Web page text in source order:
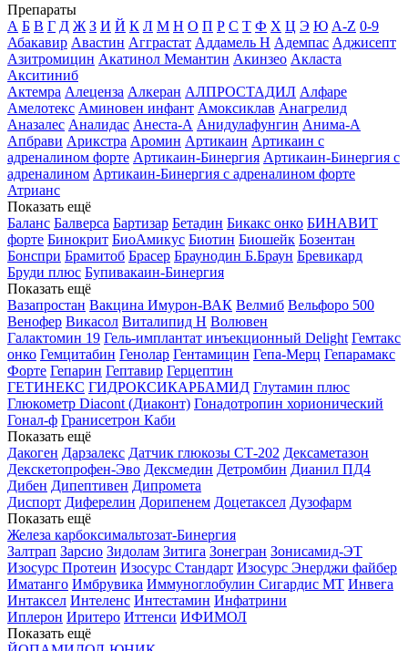
Препараты
А Б В Г Д Ж З И Й К Л М Н О П Р С Т Ф Х Ц Э Ю A-Z 0-9
Абакавир Авастин Агграстат Аддамель Н Адемпас Аджисепт
Азитромицин Акатинол Мемантин Акинзео Акласта
Акситиниб
Актемра Алеценза Алкеран АЛПРОСТАДИЛ Алфаре
Амелотекс Аминовен инфант Амоксиклав Анагрелид
Аназалес Аналидас Анеста-А Анидулафунгин Анима-А
Апбрави Арикстра Аромин Артикаин Артикаин с
адреналином форте Артикаин-Бинергия Артикаин-Бинергия с
адреналином Артикаин-Бинергия с адреналином форте
Атрианс
Показать ещё
Баланс Балверса Бартизар Бетадин Бикакс онко БИНАВИТ
форте Бинокрит БиоАмикус Биотин Биошейк Бозентан
Бонспри Брамитоб Брасер Браунодин Б.Браун Бревикард
Бруди плюс Бупивакаин-Бинергия
Показать ещё
Вазапростан Вакцина Имурон-ВАК Велмиб Вельфоро 500
Венофер Викасол Виталипид Н Волювен
Галактомин 19 Гель-имплантат инъекционный Delight Гемтакс
онко Гемцитабин Генолар Гентамицин Гепа-Мерц Гепарамакс
Форте Гепарин Гептавир Герцептин
ГЕТИНЕКС ГИДРОКСИКАРБАМИД Глутамин плюс
Глюкометр Diacont (Диаконт) Гонадотропин хорионический
Гонал-ф Гранисетрон Каби
Показать ещё
Дакоген Дарзалекс Датчик глюкозы СТ-202 Дексаметазон
Декскетопрофен-Эво Дексмедин Детромбин Дианил ПД4
Дибен Дипептивен Дипромета
Диспорт Диферелин Дорипенем Доцетаксел Дузофарм
Показать ещё
Железа карбоксимальтозат-Бинергия
Залтрап Зарсио Зидолам Зитига Зонегран Зонисамид-ЭТ
Изосурс Протеин Изосурс Стандарт Изосурс Энерджи файбер
Иматанго Имбрувика Иммуноглобулин Сигардис МТ Инвега
Интаксел Интеленс Интестамин Инфатрини
Иплерон Иритеро Иттенси ИФИМОЛ
Показать ещё